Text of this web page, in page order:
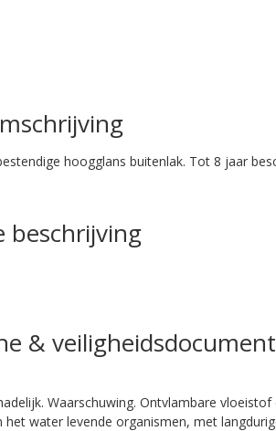
hoogglans buitenlak. Tot 8 jaar
beschrijving
&
Waarschuwing. Ontvlambare
het water levende organismen, met